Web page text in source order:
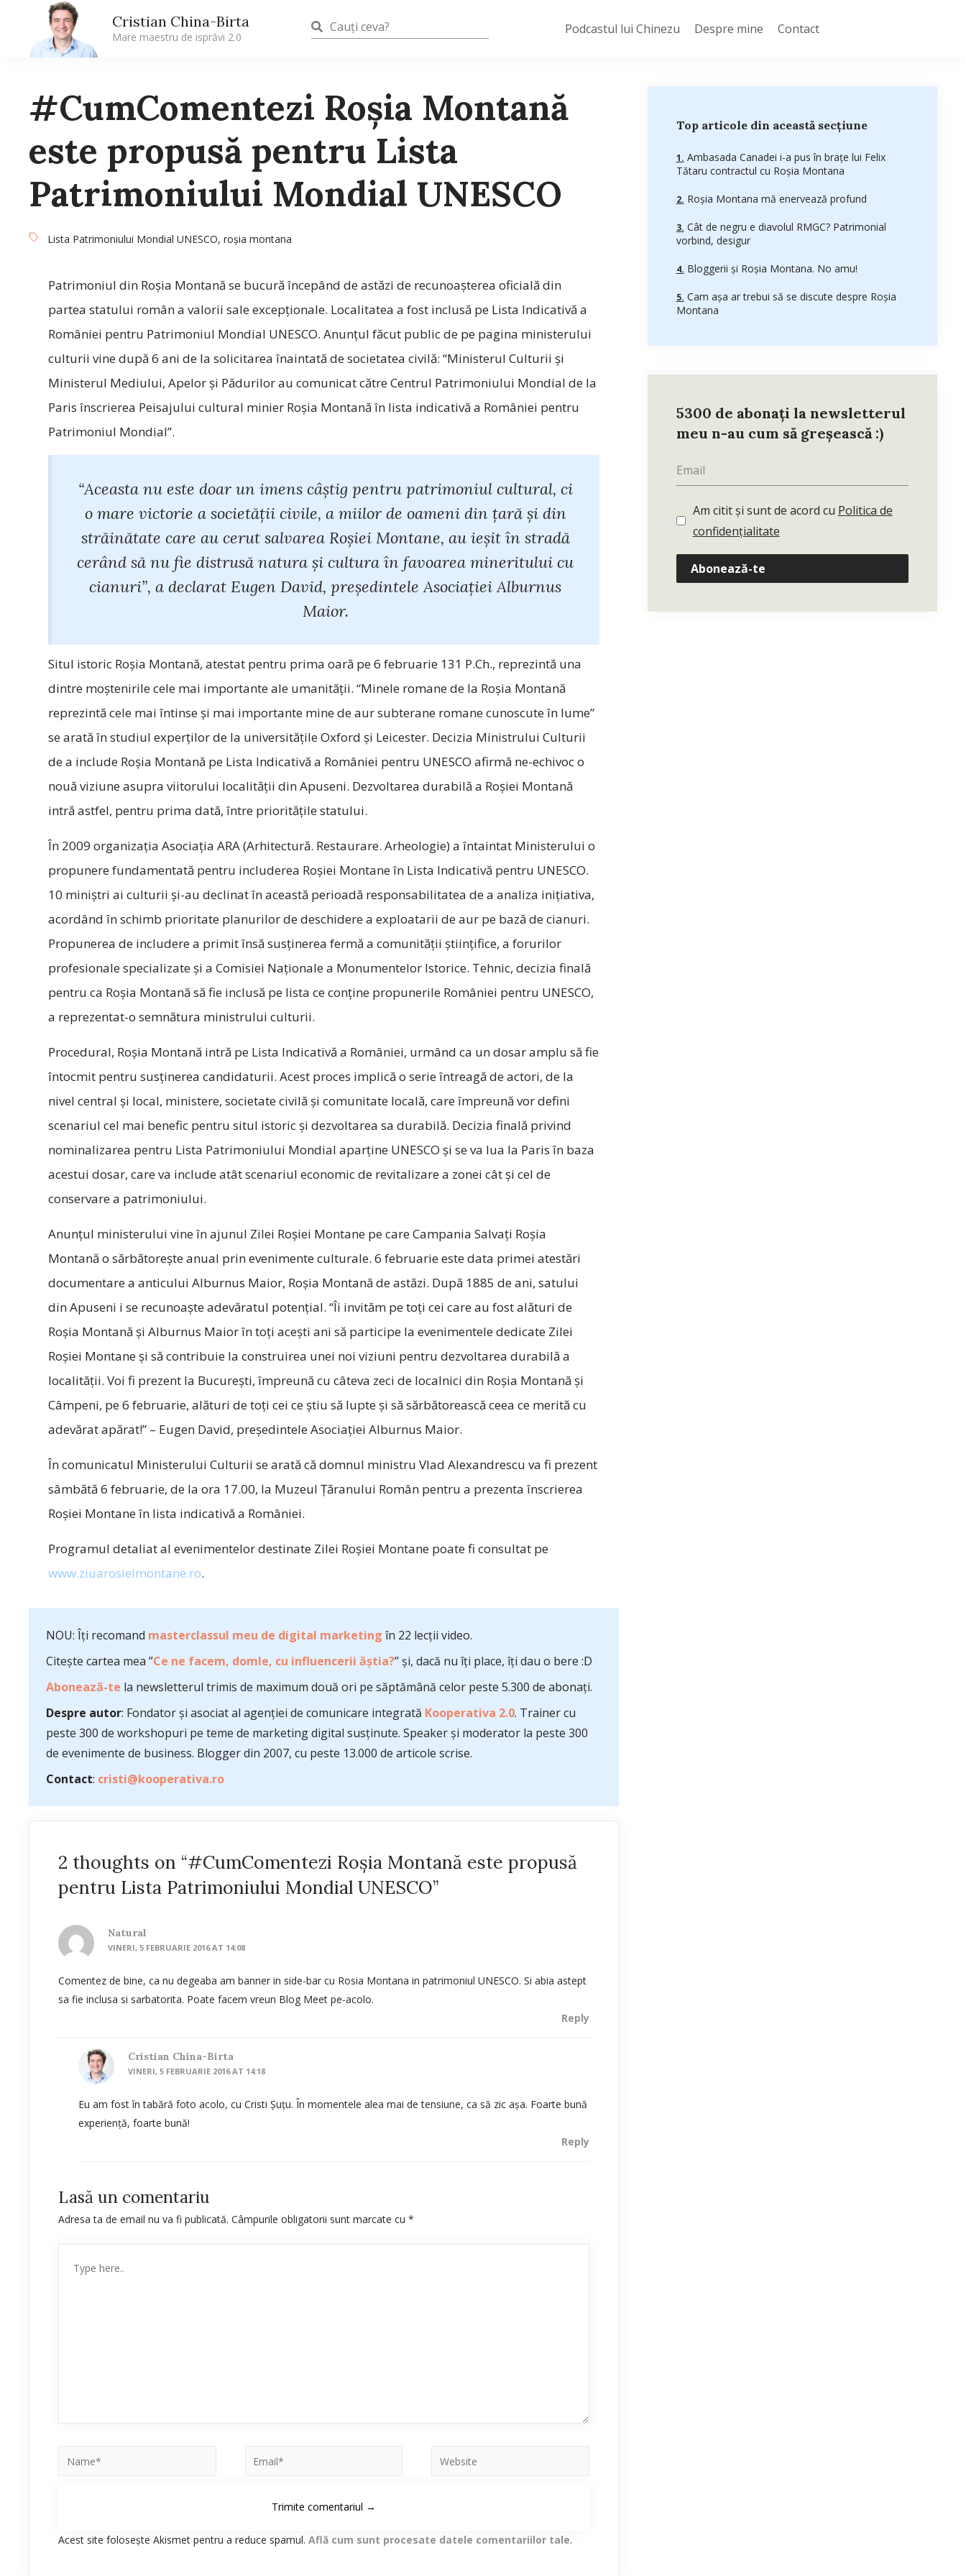
Cristian China-Birta
Mare maestru de isprăvi 2.0
Podcastul lui Chinezu Despre mine Contact
#CumComentezi Roșia Montană
este propusă pentru Lista
Patrimoniului Mondial UNESCO
Lista Patrimoniului Mondial UNESCO, roşia montana
Patrimoniul din Roșia Montană se bucură începând de astăzi de recunoașterea oficială din
partea statului român a valorii sale excepționale. Localitatea a fost inclusă pe Lista Indicativă a
României pentru Patrimoniul Mondial UNESCO. Anunțul făcut public de pe pagina ministerului
culturii vine după 6 ani de la solicitarea înaintată de societatea civilă: “Ministerul Culturii și
Ministerul Mediului, Apelor și Pădurilor au comunicat către Centrul Patrimoniului Mondial de la
Paris înscrierea Peisajului cultural minier Roșia Montană în lista indicativă a României pentru
Patrimoniul Mondial”.
“Aceasta nu este doar un imens câștig pentru patrimoniul cultural, ci
o mare victorie a societății civile, a miilor de oameni din țară și din
străinătate care au cerut salvarea Roșiei Montane, au ieșit în stradă
cerând să nu fie distrusă natura și cultura în favoarea mineritului cu
cianuri”, a declarat Eugen David, președintele Asociației Alburnus
Maior.
Situl istoric Roșia Montană, atestat pentru prima oară pe 6 februarie 131 P.Ch., reprezintă una
dintre moștenirile cele mai importante ale umanității. “Minele romane de la Roşia Montană
reprezintă cele mai întinse şi mai importante mine de aur subterane romane cunoscute în lume”
se arată în studiul experților de la universitățile Oxford și Leicester. Decizia Ministrului Culturii
de a include Roșia Montană pe Lista Indicativă a României pentru UNESCO afirmă ne-echivoc o
nouă viziune asupra viitorului localității din Apuseni. Dezvoltarea durabilă a Roșiei Montană
intră astfel, pentru prima dată, între prioritățile statului.
În 2009 organizația Asociația ARA (Arhitectură. Restaurare. Arheologie) a întaintat Ministerului o
propunere fundamentată pentru includerea Roșiei Montane în Lista Indicativă pentru UNESCO.
10 miniștri ai culturii și-au declinat în această perioadă responsabilitatea de a analiza inițiativa,
acordând în schimb prioritate planurilor de deschidere a exploatarii de aur pe bază de cianuri.
Propunerea de includere a primit însă susținerea fermă a comunității științifice, a forurilor
profesionale specializate și a Comisiei Naționale a Monumentelor Istorice. Tehnic, decizia finală
pentru ca Roșia Montană să fie inclusă pe lista ce conține propunerile României pentru UNESCO,
a reprezentat-o semnătura ministrului culturii.
Procedural, Roșia Montană intră pe Lista Indicativă a României, urmând ca un dosar amplu să fie
întocmit pentru susținerea candidaturii. Acest proces implică o serie întreagă de actori, de la
nivel central și local, ministere, societate civilă și comunitate locală, care împreună vor defini
scenariul cel mai benefic pentru situl istoric și dezvoltarea sa durabilă. Decizia finală privind
nominalizarea pentru Lista Patrimoniului Mondial aparține UNESCO și se va lua la Paris în baza
acestui dosar, care va include atât scenariul economic de revitalizare a zonei cât și cel de
conservare a patrimoniului.
Anunțul ministerului vine în ajunul Zilei Roșiei Montane pe care Campania Salvați Roșia
Montană o sărbătorește anual prin evenimente culturale. 6 februarie este data primei atestări
documentare a anticului Alburnus Maior, Roșia Montană de astăzi. După 1885 de ani, satului
din Apuseni i se recunoaște adevăratul potențial. “Îi invităm pe toți cei care au fost alături de
Roșia Montană și Alburnus Maior în toți acești ani să participe la evenimentele dedicate Zilei
Roșiei Montane și să contribuie la construirea unei noi viziuni pentru dezvoltarea durabilă a
localității. Voi fi prezent la București, împreună cu câteva zeci de localnici din Roșia Montană și
Câmpeni, pe 6 februarie, alături de toți cei ce știu să lupte și să sărbătorească ceea ce merită cu
adevărat apărat!” – Eugen David, președintele Asociației Alburnus Maior.
În comunicatul Ministerului Culturii se arată că domnul ministru Vlad Alexandrescu va fi prezent
sâmbătă 6 februarie, de la ora 17.00, la Muzeul Țăranului Român pentru a prezenta înscrierea
Roșiei Montane în lista indicativă a României.
Programul detaliat al evenimentelor destinate Zilei Roșiei Montane poate fi consultat pe
www.ziuarosieimontane.ro.
NOU: Îți recomand masterclassul meu de digital marketing în 22 lecții video.
Citește cartea mea ”Ce ne facem, domle, cu influencerii ăștia?” și, dacă nu îți place, îți dau o bere :D
Abonează-te la newsletterul trimis de maximum două ori pe săptămână celor peste 5.300 de abonați.
Despre autor: Fondator și asociat al agenției de comunicare integrată Kooperativa 2.0. Trainer cu
peste 300 de workshopuri pe teme de marketing digital susținute. Speaker și moderator la peste 300
de evenimente de business. Blogger din 2007, cu peste 13.000 de articole scrise.
Contact: cristi@kooperativa.ro
2 thoughts on “#CumComentezi Roșia Montană este propusă
pentru Lista Patrimoniului Mondial UNESCO”
Natural
VINERI, 5 FEBRUARIE 2016 AT 14:08
Comentez de bine, ca nu degeaba am banner in side-bar cu Rosia Montana in patrimoniul UNESCO. Si abia astept
sa fie inclusa si sarbatorita. Poate facem vreun Blog Meet pe-acolo.
Reply
Cristian China-Birta
VINERI, 5 FEBRUARIE 2016 AT 14:18
Eu am fost în tabără foto acolo, cu Cristi Șuțu. În momentele alea mai de tensiune, ca să zic așa. Foarte bună
experiență, foarte bună!
Reply
Lasă un comentariu
Adresa ta de email nu va fi publicată. Câmpurile obligatorii sunt marcate cu *
Acest site folosește Akismet pentru a reduce spamul. Află cum sunt procesate datele comentariilor tale.
Top articole din această secțiune
Ambasada Canadei i-a pus în braţe lui Felix
Tătaru contractul cu Roşia Montana
Roşia Montana mă enervează profund
Cât de negru e diavolul RMGC? Patrimonial
vorbind, desigur
Bloggerii şi Roşia Montana. No amu!
Cam așa ar trebui să se discute despre Roșia
Montana
5300 de abonați la newsletterul
meu n-au cum să greșească :)
Am citit și sunt de acord cu Politica de
confidențialitate
Abonează-te